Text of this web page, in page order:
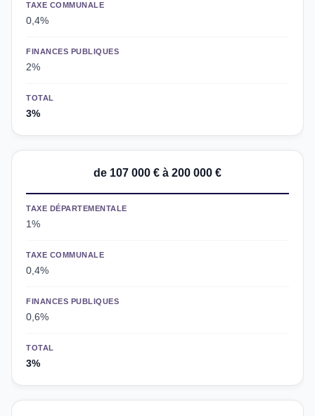
TAXE COMMUNALE
0,4%
FINANCES PUBLIQUES
2%
TOTAL
3%
de 107 000 € à 200 000 €
TAXE DÉPARTEMENTALE
1%
TAXE COMMUNALE
0,4%
FINANCES PUBLIQUES
0,6%
TOTAL
3%